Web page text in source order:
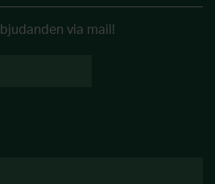
via mail!